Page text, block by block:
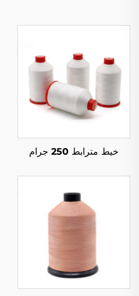
خيط مترابط 250 جرام